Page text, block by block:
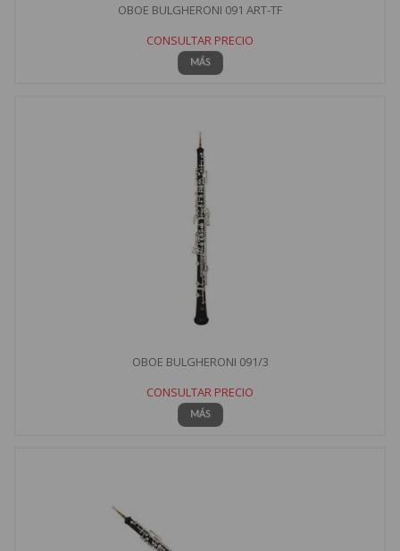
OBOE BULGHERONI 091 ART-TF
CONSULTAR PRECIO
MÁS
OBOE BULGHERONI 091/3
CONSULTAR PRECIO
MÁS